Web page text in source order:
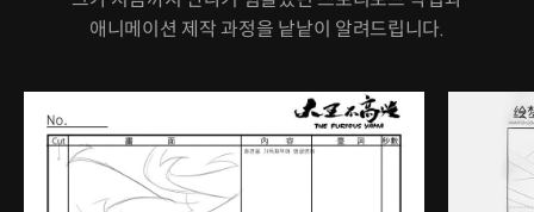
애니메이션 제작 과정을 낱낱이 알려드립니다.